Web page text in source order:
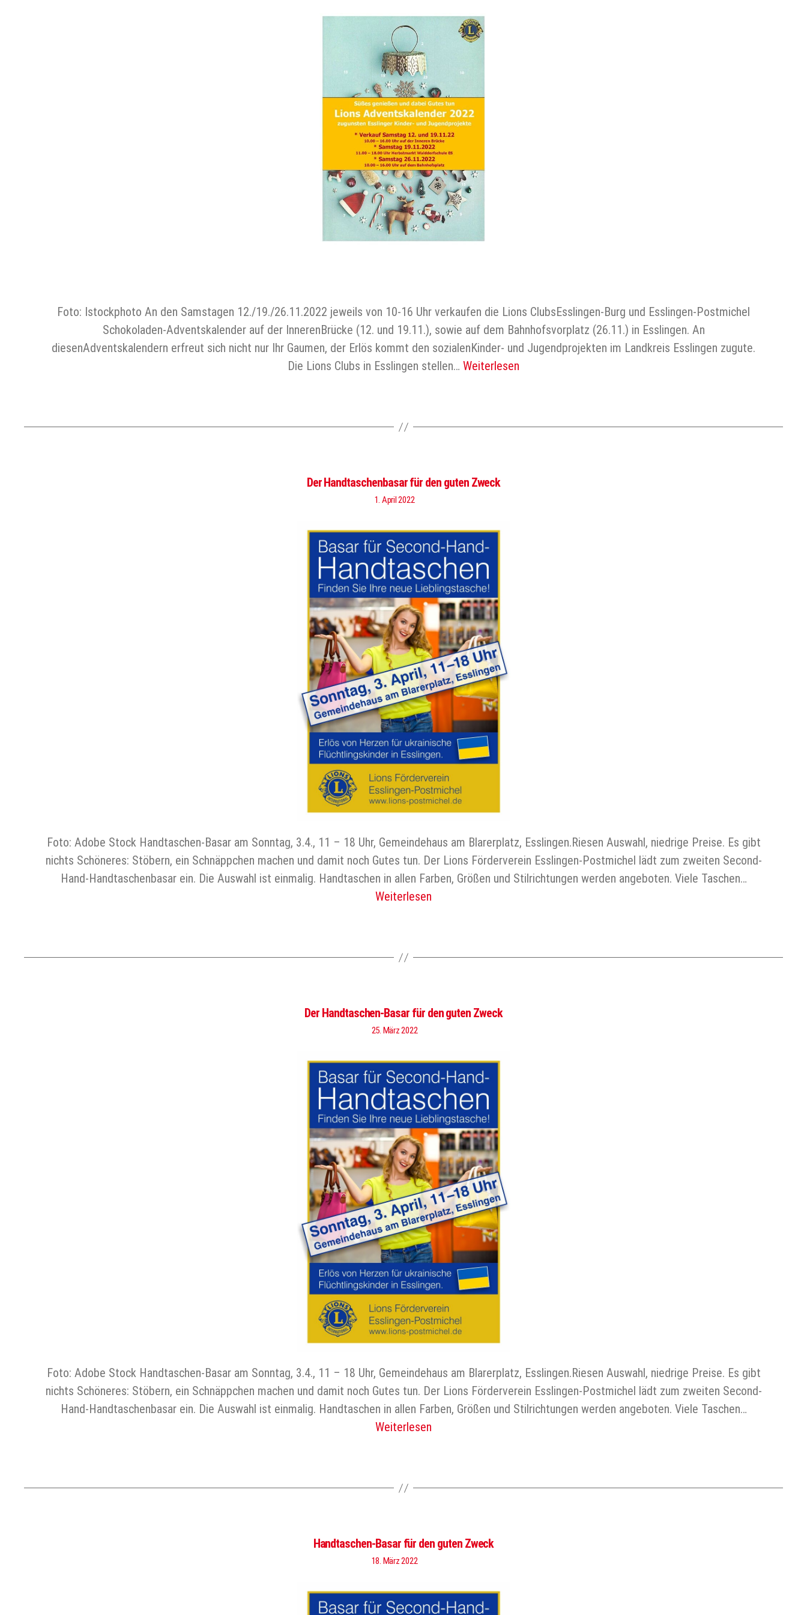
Foto: Istockphoto An den Samstagen 12./19./26.11.2022 jeweils von 10-16 Uhr verkaufen die Lions ClubsEsslingen-Burg und Esslingen-Postmichel
Schokoladen-Adventskalender auf der InnerenBrücke (12. und 19.11.), sowie auf dem Bahnhofsvorplatz (26.11.) in Esslingen. An
diesenAdventskalendern erfreut sich nicht nur Ihr Gaumen, der Erlös kommt den sozialenKinder- und Jugendprojekten im Landkreis Esslingen zugute.
Die Lions Clubs in Esslingen stellen… Weiterlesen
Der Handtaschenbasar für den guten Zweck
1. April 2022
Foto: Adobe Stock Handtaschen-Basar am Sonntag, 3.4., 11 – 18 Uhr, Gemeindehaus am Blarerplatz, Esslingen.Riesen Auswahl, niedrige Preise. Es gibt
nichts Schöneres: Stöbern, ein Schnäppchen machen und damit noch Gutes tun. Der Lions Förderverein Esslingen-Postmichel lädt zum zweiten Second-
Hand-Handtaschenbasar ein. Die Auswahl ist einmalig. Handtaschen in allen Farben, Größen und Stilrichtungen werden angeboten. Viele Taschen…
Weiterlesen
Der Handtaschen-Basar für den guten Zweck
25. März 2022
Foto: Adobe Stock Handtaschen-Basar am Sonntag, 3.4., 11 – 18 Uhr, Gemeindehaus am Blarerplatz, Esslingen.Riesen Auswahl, niedrige Preise. Es gibt
nichts Schöneres: Stöbern, ein Schnäppchen machen und damit noch Gutes tun. Der Lions Förderverein Esslingen-Postmichel lädt zum zweiten Second-
Hand-Handtaschenbasar ein. Die Auswahl ist einmalig. Handtaschen in allen Farben, Größen und Stilrichtungen werden angeboten. Viele Taschen…
Weiterlesen
Handtaschen-Basar für den guten Zweck
18. März 2022